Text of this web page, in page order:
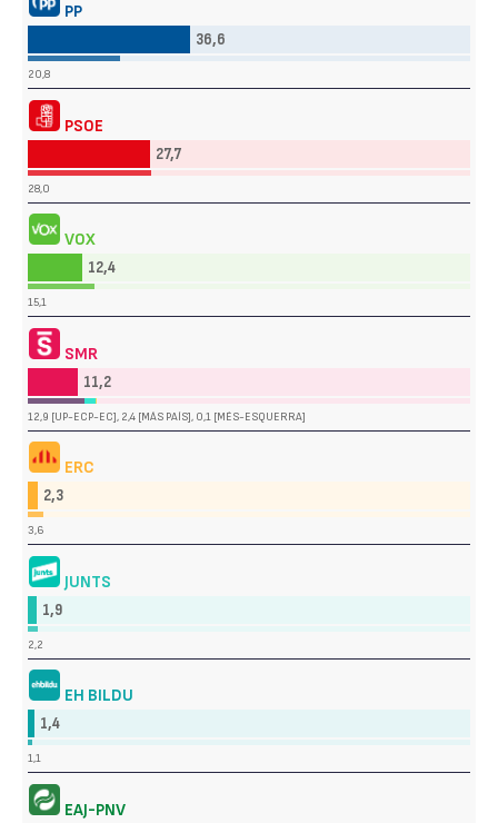
PP
36,6
20,8
PSOE
27,7
28,0
VOX
12,4
15,1
SMR
11,2
12,9 [UP-ECP-EC], 2,4 [MÁS PAÍS], 0,1 [MÉS-ESQUERRA]
ERC
2,3
3,6
JUNTS
1,9
2,2
EH BILDU
1,4
1,1
EAJ-PNV